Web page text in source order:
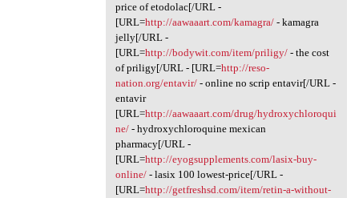
price of etodolac[/URL -
[URL=http://aawaaart.com/kamagra/- kamagra
jelly[/URL -
[URL=http://bodywit.com/item/priligy/- the cost
of priligy[/URL - [URL=http://reso-
nation.org/entavir/- online no scrip entavir[/URL -
entavir
[URL=http://aawaaart.com/drug/hydroxychloroqui
ne/- hydroxychloroquine mexican
pharmacy[/URL -
[URL=http://eyogsupplements.com/lasix-buy-
online/- lasix 100 lowest-price[/URL -
[URL=http://getfreshsd.com/item/retin-a-without-